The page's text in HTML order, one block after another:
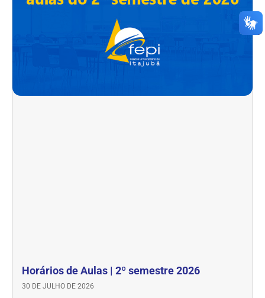
Horários de Aulas | 2º semestre 2026
30 DE JULHO DE 2026